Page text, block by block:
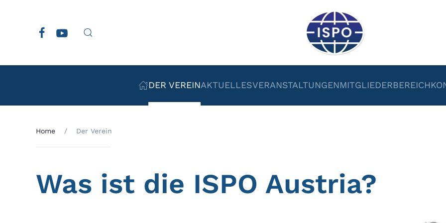
Zum Hauptinhalt springen
DER VEREINAKTUELLESVERANSTALTUNGENMITGLIEDERBEREICH
Home Der Verein
Was ist die ISPO Austria?